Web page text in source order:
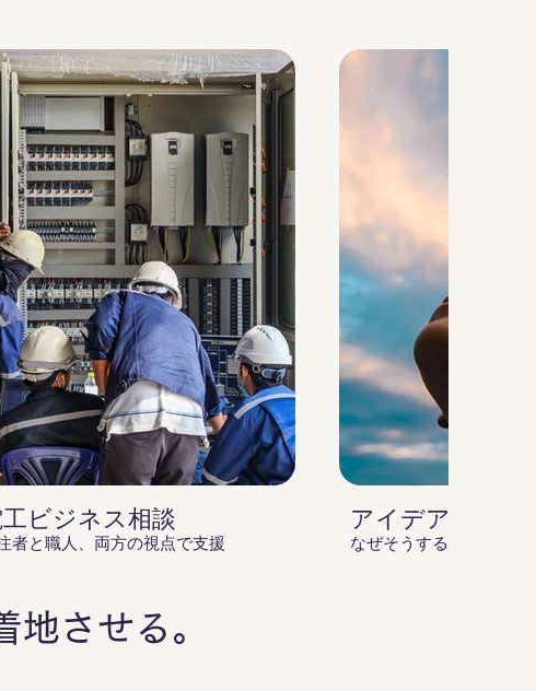
工ビジネス相談
者と職人、両方の視点で支援
アイデア庵の思
なぜそうするのか？を伝
させる。